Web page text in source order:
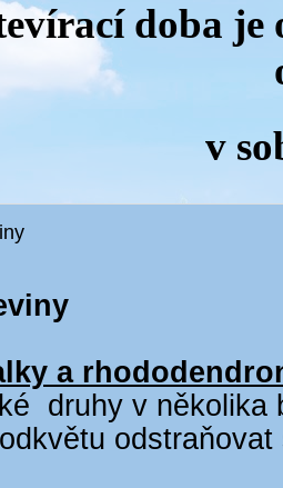
doba je
v
a
druhy v několika
odstraňovat